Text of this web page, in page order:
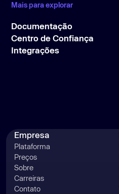
Mais para explorar
Documentação
Centro de Confiança
Integrações
Empresa
Plataforma
Preços
Sobre
Carreiras
Contato